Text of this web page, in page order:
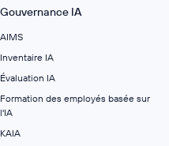
Gouvernance IA
AIMS
Inventaire IA
Évaluation IA
Formation des employés basée sur
l'IA
KAIA